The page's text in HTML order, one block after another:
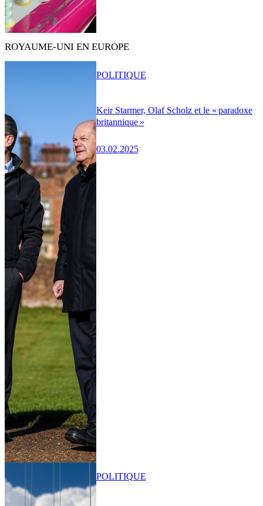
ROYAUME-UNI EN EUROPE
Keir Starmer, Olaf Scholz et le « paradoxe
britannique »
03.02.2025
POLITIQUE
POLITIQUE